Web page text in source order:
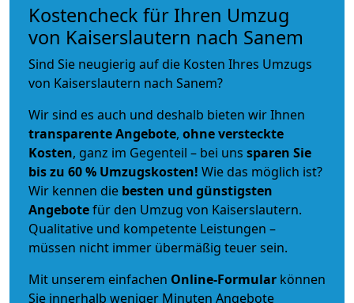
Kostencheck für Ihren Umzug
von Kaiserslautern nach Sanem
Sind Sie neugierig auf die Kosten Ihres Umzugs
von Kaiserslautern nach Sanem?
Wir sind es auch und deshalb bieten wir Ihnen
transparente Angebote, ohne versteckte
Kosten, ganz im Gegenteil – bei uns sparen Sie
bis zu 60 % Umzugskosten! Wie das möglich ist?
Wir kennen die besten und günstigsten
Angebotefür den Umzug von Kaiserslautern.
Qualitative und kompetente Leistungen –
müssen nicht immer übermäßig teuer sein.
Mit unserem einfachen Online-Formular können
Sie innerhalb weniger Minuten Angebote